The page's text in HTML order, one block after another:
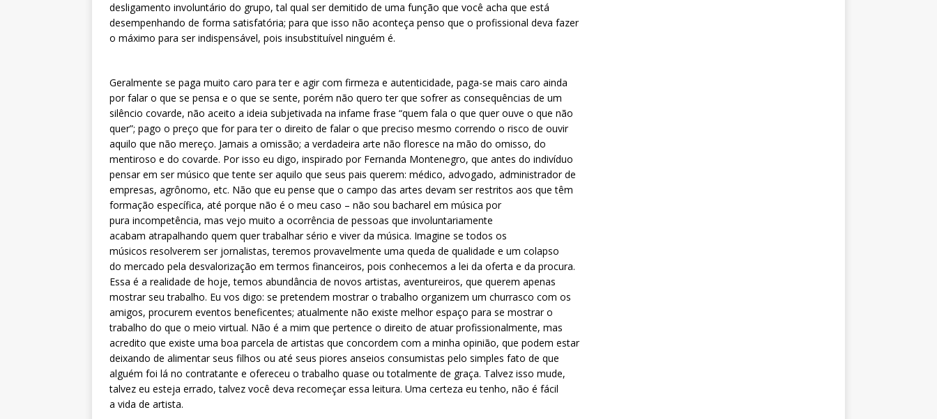
desligamento involuntário do grupo, tal qual ser demitido de uma função que você acha que está
desempenhando de forma satisfatória; para que isso não aconteça penso que o profissional deva fazer
o máximo para ser indispensável, pois insubstituível ninguém é.
Geralmente se paga muito caro para ter e agir com firmeza e autenticidade, paga-se mais caro ainda
por falar o que se pensa e o que se sente, porém não quero ter que sofrer as consequências de um
silêncio covarde, não aceito a ideia subjetivada na infame frase “quem fala o que quer ouve o que não
quer”; pago o preço que for para ter o direito de falar o que preciso mesmo correndo o risco de ouvir
aquilo que não mereço. Jamais a omissão; a verdadeira arte não floresce na mão do omisso, do
mentiroso e do covarde. Por isso eu digo, inspirado por Fernanda Montenegro, que antes do indivíduo
pensar em ser músico que tente ser aquilo que seus pais querem: médico, advogado, administrador de
empresas, agrônomo, etc. Não que eu pense que o campo das artes devam ser restritos aos que têm
formação específica, até porque não é o meu caso – não sou bacharel em música por
pura incompetência, mas vejo muito a ocorrência de pessoas que involuntariamente
acabam atrapalhando quem quer trabalhar sério e viver da música. Imagine se todos os
músicos resolverem ser jornalistas, teremos provavelmente uma queda de qualidade e um colapso
do mercado pela desvalorização em termos financeiros, pois conhecemos a lei da oferta e da procura.
Essa é a realidade de hoje, temos abundância de novos artistas, aventureiros, que querem apenas
mostrar seu trabalho. Eu vos digo: se pretendem mostrar o trabalho organizem um churrasco com os
amigos, procurem eventos beneficentes; atualmente não existe melhor espaço para se mostrar o
trabalho do que o meio virtual. Não é a mim que pertence o direito de atuar profissionalmente, mas
acredito que existe uma boa parcela de artistas que concordem com a minha opinião, que podem estar
deixando de alimentar seus filhos ou até seus piores anseios consumistas pelo simples fato de que
alguém foi lá no contratante e ofereceu o trabalho quase ou totalmente de graça. Talvez isso mude,
talvez eu esteja errado, talvez você deva recomeçar essa leitura. Uma certeza eu tenho, não é fácil
a vida de artista.